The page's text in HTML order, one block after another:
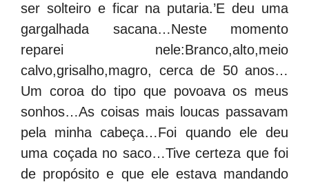
ser solteiro e ficar na putaria.’E deu uma
gargalhada sacana…Neste momento
reparei nele:Branco,alto,meio
calvo,grisalho,magro, cerca de 50 anos…
Um coroa do tipo que povoava os meus
sonhos…As coisas mais loucas passavam
pela minha cabeça…Foi quando ele deu
uma coçada no saco…Tive certeza que foi
de propósito e que ele estava mandando